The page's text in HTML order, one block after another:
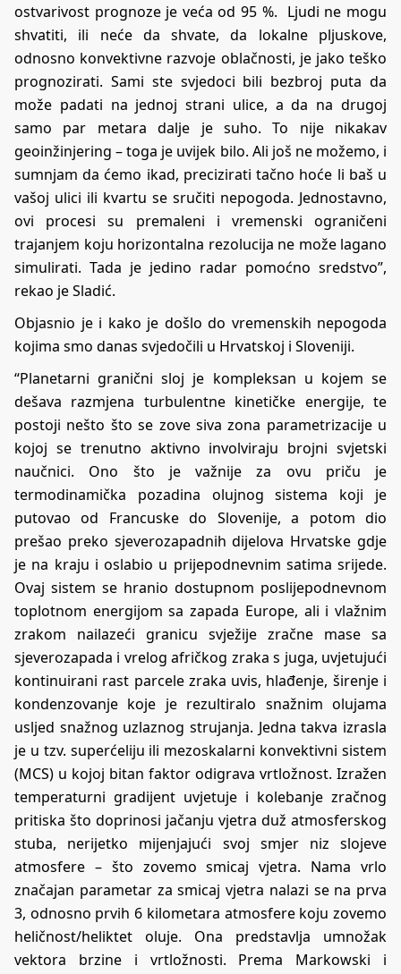
ostvarivost prognoze je veća od 95 %. Ljudi ne mogu
shvatiti, ili neće da shvate, da lokalne pljuskove,
odnosno konvektivne razvoje oblačnosti, je jako teško
prognozirati. Sami ste svjedoci bili bezbroj puta da
može padati na jednoj strani ulice, a da na drugoj
samo par metara dalje je suho. To nije nikakav
geoinžinjering – toga je uvijek bilo. Ali još ne možemo, i
sumnjam da ćemo ikad, precizirati tačno hoće li baš u
vašoj ulici ili kvartu se sručiti nepogoda. Jednostavno,
ovi procesi su premaleni i vremenski ograničeni
trajanjem koju horizontalna rezolucija ne može lagano
simulirati. Tada je jedino radar pomoćno sredstvo”,
rekao je Sladić.
Objasnio je i kako je došlo do vremenskih nepogoda
kojima smo danas svjedočili u Hrvatskoj i Sloveniji.
“Planetarni granični sloj je kompleksan u kojem se
dešava razmjena turbulentne kinetičke energije, te
postoji nešto što se zove siva zona parametrizacije u
kojoj se trenutno aktivno involviraju brojni svjetski
naučnici. Ono što je važnije za ovu priču je
termodinamička pozadina olujnog sistema koji je
putovao od Francuske do Slovenije, a potom dio
prešao preko sjeverozapadnih dijelova Hrvatske gdje
je na kraju i oslabio u prijepodnevnim satima srijede.
Ovaj sistem se hranio dostupnom poslijepodnevnom
toplotnom energijom sa zapada Europe, ali i vlažnim
zrakom nailazeći granicu svježije zračne mase sa
sjeverozapada i vrelog afričkog zraka s juga, uvjetujući
kontinuirani rast parcele zraka uvis, hlađenje, širenje i
kondenzovanje koje je rezultiralo snažnim olujama
usljed snažnog uzlaznog strujanja. Jedna takva izrasla
je u tzv. superćeliju ili mezoskalarni konvektivni sistem
(MCS) u kojoj bitan faktor odigrava vrtložnost. Izražen
temperaturni gradijent uvjetuje i kolebanje zračnog
pritiska što doprinosi jačanju vjetra duž atmosferskog
stuba, nerijetko mijenjajući svoj smjer niz slojeve
atmosfere – što zovemo smicaj vjetra. Nama vrlo
značajan parametar za smicaj vjetra nalazi se na prva
3, odnosno prvih 6 kilometara atmosfere koju zovemo
heličnost/heliktet oluje. Ona predstavlja umnožak
vektora brzine i vrtložnosti. Prema Markowski i